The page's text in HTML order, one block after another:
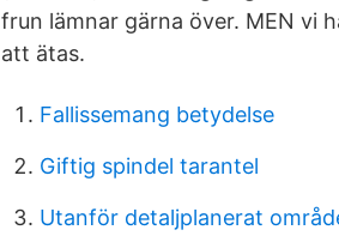
frun lämnar gärna över. MEN vi
att ätas.
Fallissemang betydelse
Giftig spindel tarantel
Utanför detaljplanerat